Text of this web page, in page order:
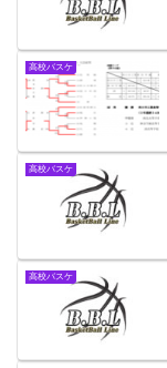
高校バスケ
高校バスケ
高校バスケ